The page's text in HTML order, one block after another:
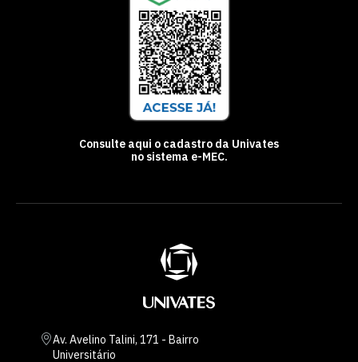
Consulte aqui o cadastro da Univates
no sistema e-MEC.
Av. Avelino Talini, 171 - Bairro
Universitário